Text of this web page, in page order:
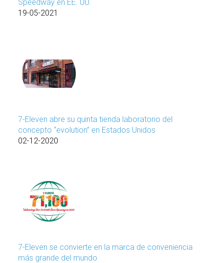
Speedway en EE. UU.
19-05-2021
7-Eleven abre su quinta tienda laboratorio del
concepto “evolution” en Estados Unidos
02-12-2020
7-Eleven se convierte en la marca de conveniencia
más grande del mundo